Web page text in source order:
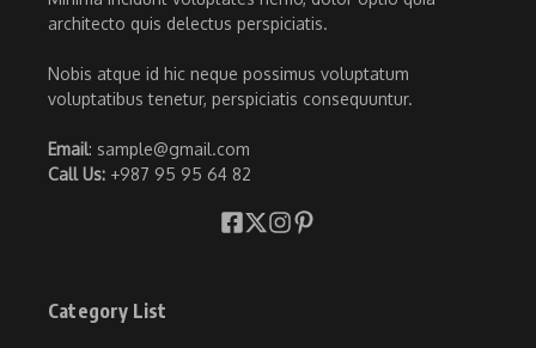
architecto quis delectus perspiciatis.
Nobis atque id hic neque possimus voluptatum
voluptatibus tenetur, perspiciatis consequuntur.
Email: sample@gmail.com
Call Us: +987 95 95 64 82
Category List